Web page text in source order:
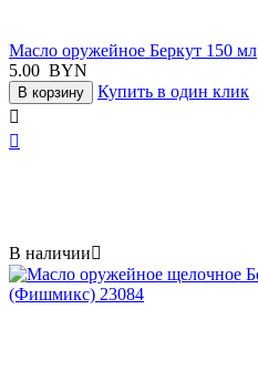
Масло оружейное Беркут 150 мл
5.00 BYN
В корзину
Купить в один клик


В наличии